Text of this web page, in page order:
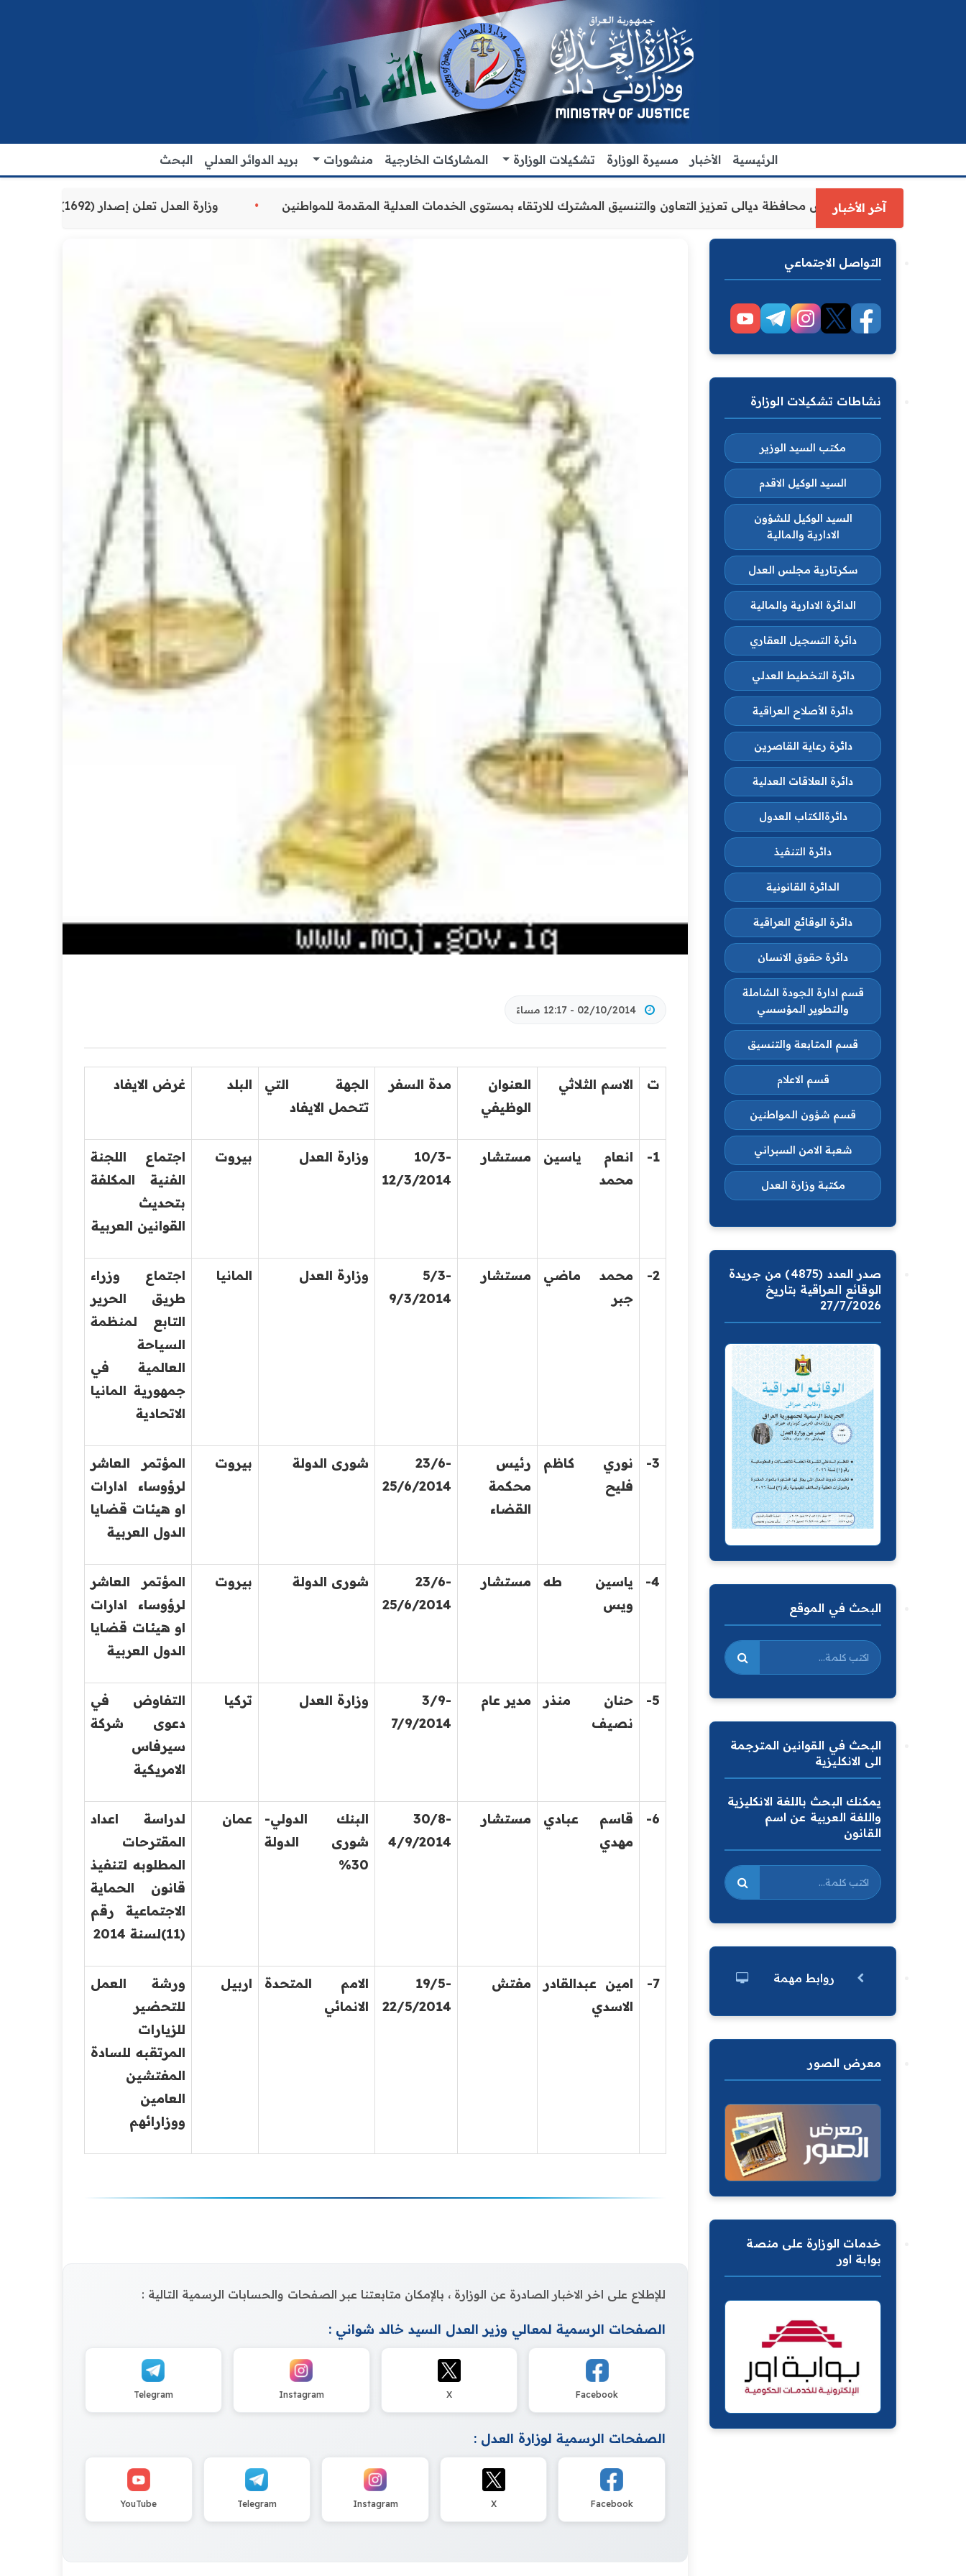
الرئيسية الأخبار مسيرة الوزارة تشكيلات الوزارة المشاركات الخارجية منشورات بريد الدوائر العدلي البحث
آخر الأخبار
وكيل وزارة العدل الاقدم يبحث مع رئيس مجلس محافظة ديالى تعزيز التعاون والتنسيق المشترك للارتقاء بمستوى الخدمات العدلية المقدمة للمواطنين وزارة العدل تعلن إصدار (1692) سوارًا إلكترونيًا لنزلاء سجن الناصرية المركزي لتنظيم التعاملات المالية داخل
02/10/2014 - 12:17 مساءً
ت الاسم الثلاثي
العنوان
الوظيفي
مدة السفر
الجهة التي
تتحمل الايفاد
البلد غرض الايفاد
1-
انعام ياسين
محمد
مستشار
10/3-
12/3/2014
وزارة العدل بيروت
اجتماع اللجنة
الفنية المكلفة
بتحديث
القوانين العربية
2-
محمد ماضي
جبر
مستشار
5/3-
9/3/2014
وزارة العدل المانيا
اجتماع وزراء
طريق الحرير
التابع لمنظمة
السياحة
العالمية في
جمهورية المانيا
الاتحادية
3-
نوري كاظم
فليح
رئيس
محكمة
القضاء
23/6-
25/6/2014
شورى الدولة بيروت
المؤتمر العاشر
لرؤوساء ادارات
او هيئات قضايا
الدول العربية
4-
ياسين طه
ويس
مستشار
23/6-
25/6/2014
شورى الدولة بيروت
المؤتمر العاشر
لرؤوساء ادارات
او هيئات قضايا
الدول العربية
5-
حنان منذر
نصيف
مدير عام
3/9-
7/9/2014
وزارة العدل تركيا
التفاوض في
دعوى شركة
سيرفاس
الامريكية
6-
قاسم عبادي
مهدي
مستشار
30/8-
4/9/2014
البنك الدولي-
شورى الدولة
30%
عمان
لدراسة اعداد
المقترحات
المطلوبه لتنفيذ
قانون الحماية
الاجتماعية رقم
(11)لسنة 2014
7-
امين عبدالقادر
الاسدي
مفتش
19/5-
22/5/2014
الامم المتحدة
الانمائي
اربيل
ورشة العمل
للتحضير
للزيارات
المرتقبه للسادة
المفتشين
العامين
ووزارائهم
للإطلاع على اخر الاخبار الصادرة عن الوزارة ، بالإمكان متابعتنا عبر الصفحات والحسابات الرسمية التالية :
الصفحات الرسمية لمعالي وزير العدل السيد خالد شواني :
Facebook
X
Instagram
Telegram
الصفحات الرسمية لوزارة العدل :
Facebook
X
Instagram
Telegram
YouTube
التواصل الاجتماعي
نشاطات تشكيلات الوزارة
مكتب السيد الوزير
السيد الوكيل الاقدم
السيد الوكيل للشؤون
الادارية والمالية
سكرتارية مجلس العدل
الدائرة الادارية والمالية
دائرة التسجيل العقاري
دائرة التخطيط العدلي
دائرة الأصلاح العراقية
دائرة رعاية القاصرين
دائرة العلاقات العدلية
دائرةالكتاب العدول
دائرة التنفيذ
الدائرة القانونية
دائرة الوقائع العراقية
دائرة حقوق الانسان
قسم ادارة الجودة الشاملة
والتطوير المؤسسي
قسم المتابعة والتنسيق
قسم الاعلام
قسم شؤون المواطنين
شعبة الامن السبراني
مكتبة وزارة العدل
صدر العدد (4875) من جريدة
الوقائع العراقية بتاريخ
27/7/2026
البحث في الموقع
البحث في القوانين المترجمة
الى الانكليزية
يمكنك البحث باللغة الانكليزية
واللغة العربية عن اسم
القانون
روابط مهمة
معرض الصور
خدمات الوزارة على منصة
بوابة اور